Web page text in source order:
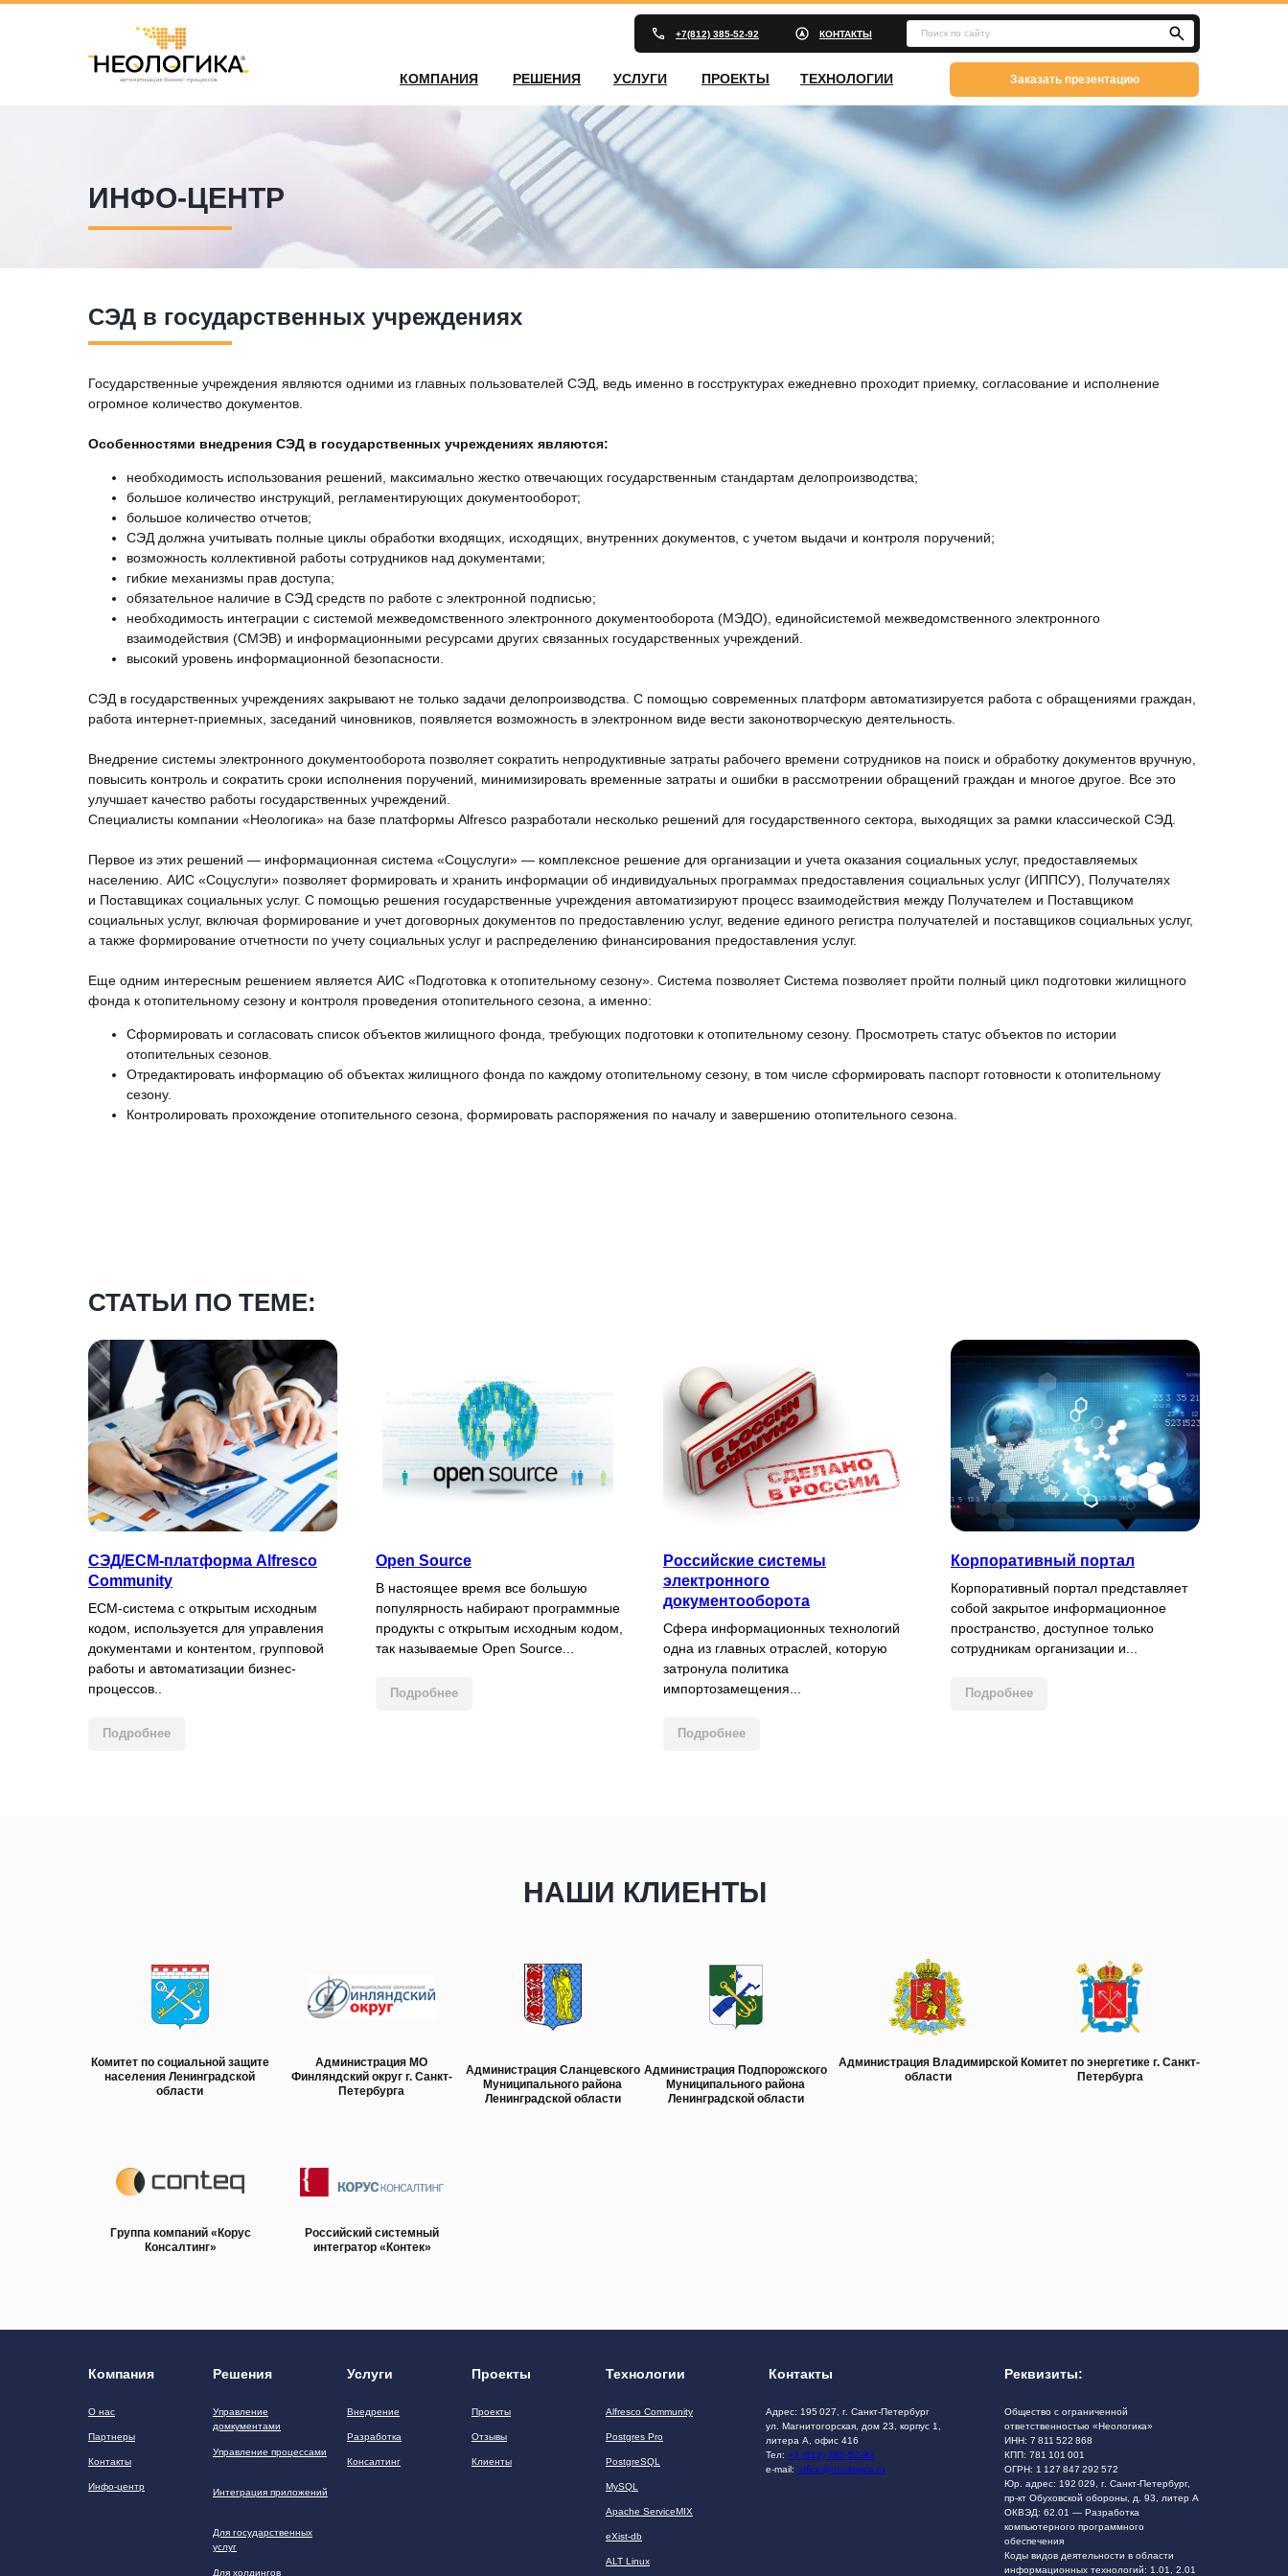
Заказать презентацию
+7(812) 385-52-92 КОНТАКТЫ Поиск по сайту
ТЕХНОЛОГИИ
ПРОЕКТЫ
УСЛУГИ
РЕШЕНИЯ
КОМПАНИЯ
ИНФО-ЦЕНТР
СЭД в государственных учреждениях
Государственные учреждения являются одними из главных пользователей СЭД, ведь именно в госструктурах ежедневно проходит приемку, согласование и исполнение
огромное количество документов.
Особенностями внедрения СЭД в государственных учреждениях являются:
необходимость использования решений, максимально жестко отвечающих государственным стандартам делопроизводства;
большое количество инструкций, регламентирующих документооборот;
большое количество отчетов;
СЭД должна учитывать полные циклы обработки входящих, исходящих, внутренних документов, с учетом выдачи и контроля поручений;
возможность коллективной работы сотрудников над документами;
гибкие механизмы прав доступа;
обязательное наличие в СЭД средств по работе с электронной подписью;
необходимость интеграции с системой межведомственного электронного документооборота (МЭДО), единойсистемой межведомственного электронного
взаимодействия (СМЭВ) и информационными ресурсами других связанных государственных учреждений.
высокий уровень информационной безопасности.
СЭД в государственных учреждениях закрывают не только задачи делопроизводства. С помощью современных платформ автоматизируется работа с обращениями граждан,
работа интернет-приемных, заседаний чиновников, появляется возможность в электронном виде вести законотворческую деятельность.
Внедрение системы электронного документооборота позволяет сократить непродуктивные затраты рабочего времени сотрудников на поиск и обработку документов вручную,
повысить контроль и сократить сроки исполнения поручений, минимизировать временные затраты и ошибки в рассмотрении обращений граждан и многое другое. Все это
улучшает качество работы государственных учреждений.
Специалисты компании «Неологика» на базе платформы Alfresco разработали несколько решений для государственного сектора, выходящих за рамки классической СЭД.
Первое из этих решений — информационная система «Соцуслуги» — комплексное решение для организации и учета оказания социальных услуг, предоставляемых
населению. АИС «Соцуслуги» позволяет формировать и хранить информации об индивидуальных программах предоставления социальных услуг (ИППСУ), Получателях
и Поставщиках социальных услуг. С помощью решения государственные учреждения автоматизируют процесс взаимодействия между Получателем и Поставщиком
социальных услуг, включая формирование и учет договорных документов по предоставлению услуг, ведение единого регистра получателей и поставщиков социальных услуг,
а также формирование отчетности по учету социальных услуг и распределению финансирования предоставления услуг.
Еще одним интересным решением является АИС «Подготовка к отопительному сезону». Система позволяет Система позволяет пройти полный цикл подготовки жилищного
фонда к отопительному сезону и контроля проведения отопительного сезона, а именно:
Сформировать и согласовать список объектов жилищного фонда, требующих подготовки к отопительному сезону. Просмотреть статус объектов по истории
отопительных сезонов.
Отредактировать информацию об объектах жилищного фонда по каждому отопительному сезону, в том числе сформировать паспорт готовности к отопительному
сезону.
Контролировать прохождение отопительного сезона, формировать распоряжения по началу и завершению отопительного сезона.
СТАТЬИ ПО ТЕМЕ:
СЭД/ECM-платформа Alfresco
Community
ECM-система с открытым исходным
кодом, используется для управления
документами и контентом, групповой
работы и автоматизации бизнес-
процессов..
Подробнее
Open Source
В настоящее время все большую
популярность набирают программные
продукты с открытым исходным кодом,
так называемые Open Source...
Подробнее
Российские системы
электронного
документооборота
Сфера информационных технологий
одна из главных отраслей, которую
затронула политика
импортозамещения...
Подробнее
Корпоративный портал
Корпоративный портал представляет
собой закрытое информационное
пространство, доступное только
сотрудникам организации и...
Подробнее
Комитет по социальной защите
населения Ленинградской
области
НАШИ КЛИЕНТЫ
Администрация МО
Финляндский округ г. Санкт-
Петербурга
Группа компаний «Корус
Консалтинг»
Российский системный
интегратор «Контек»
Администрация Сланцевского
Муниципального района
Ленинградской области
Администрация Подпорожского
Муниципального района
Ленинградской области
Администрация Владимирской
области
Комитет по энергетике г. Санкт-
Петербурга
Компания
О нас
Партнеры
Контакты
Инфо-центр
Решения
Управление
домкументами
Управление процессами
Интеграция приложений
Для холдингов
Для государственных
услуг
Услуги
Внедрение
Разработка
Консалтинг
Проекты
Проекты
Отзывы
Клиенты
Технологии
Alfresco Community
Postgres Pro
PostgreSQL
MySQL
Apache ServiceMIX
eXist-db
ALT Linux
Контакты Реквизиты:
Адрес: 195 027, г. Санкт-Петербург
ул. Магнитогорская, дом 23, корпус 1,
литера А, офис 416
Тел: +7 (812) 385-52-92
e-mail: office@neologica.ru
Общество с ограниченной
ответственностью «Неологика»
ИНН: 7 811 522 868
КПП: 781 101 001
ОГРН: 1 127 847 292 572
Юр. адрес: 192 029, г. Санкт-Петербург,
пр-кт Обуховской обороны, д. 93, литер А
ОКВЭД: 62.01 — Разработка
компьютерного программного
обеспечения
Коды видов деятельности в области
информационных технологий: 1.01, 2.01